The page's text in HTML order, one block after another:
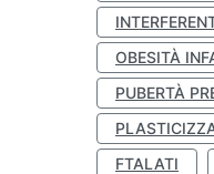
OBESITÀ
PUBERTÀ
FTALATI